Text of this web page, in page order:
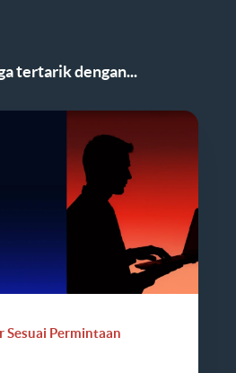
tertarik dengan...
Sesuai Permintaan